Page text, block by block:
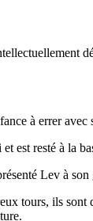
à errer
est resté à la
Lev à
tours, ils sont